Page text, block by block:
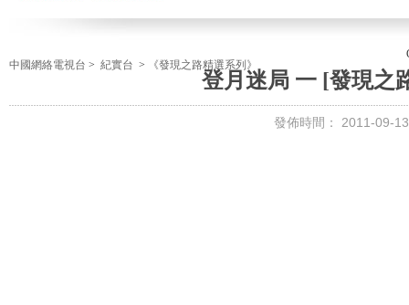
中國網絡電視台 > 紀實台 > 《發現之路精選系列》
登月迷局 一 [發現之
發佈時間： 2011-09-